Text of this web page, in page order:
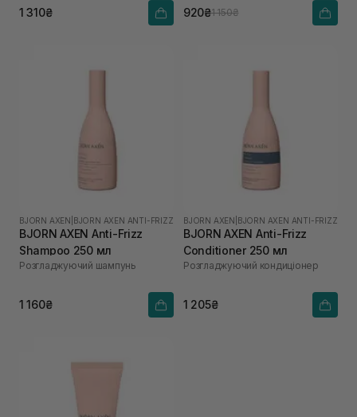
1 310₴
мл
920₴1 150₴
BJORN AXEN BJORN AXEN ANTI-FRIZZ
BJORN AXEN Anti-Frizz
Shampoo 250 мл
Розгладжуючий шампунь
1 160₴
BJORN AXEN BJORN AXEN ANTI-FRIZZ
BJORN AXEN Anti-Frizz
Conditioner 250 мл
Розгладжуючий кондиціонер
1 205₴